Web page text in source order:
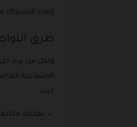
إلغاء
طرق
ولكل من يريد
الاجتماعية
كيث:
يمكنك مكالمة